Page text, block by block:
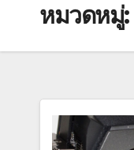
หมวดหมู่: